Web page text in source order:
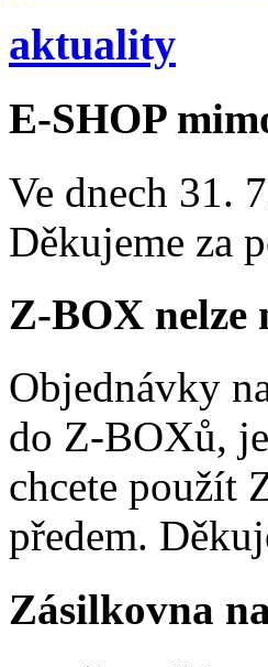
aktuality
E-SHOP
Ve dnech 31.
Děkujeme za
Z-BOX nelze
Objednávky
do Z-BOXů,
chcete použít
předem.
Zásilkovna